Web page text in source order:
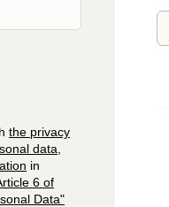
the privacy
data,
in
6 of
Data"